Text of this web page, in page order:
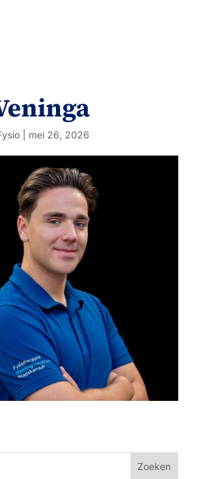
| mei 26, 2026
Zoeken